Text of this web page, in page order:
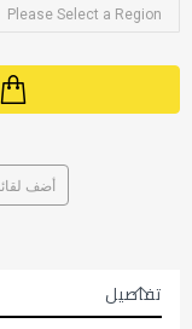
أضف
تفاصيل